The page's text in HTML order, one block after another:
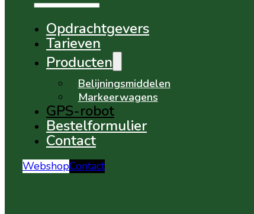
Opdrachtgevers
Tarieven
Producten
Belijningsmiddelen
Markeerwagens
GPS-robot
Bestelformulier
Contact
WebshopContact